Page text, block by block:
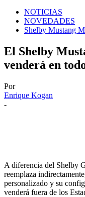
NOTICIAS
NOVEDADES
Shelby Mustang
El Shelby
venderá en
Por
Enrique Kogan
-
A diferencia del Shelby
reemplaza
personalizado y su
venderá fuera de los